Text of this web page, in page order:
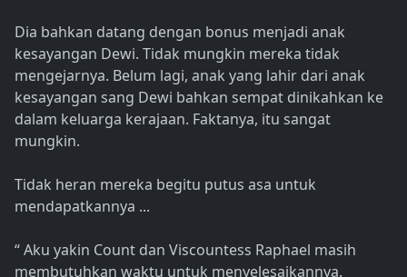
Dia bahkan datang dengan bonus menjadi anak
kesayangan Dewi. Tidak mungkin mereka tidak
mengejarnya. Belum lagi, anak yang lahir dari anak
kesayangan sang Dewi bahkan sempat dinikahkan ke
dalam keluarga kerajaan. Faktanya, itu sangat
mungkin.
Tidak heran mereka begitu putus asa untuk
mendapatkannya ...
“ Aku yakin Count dan Viscountess Raphael masih
membutuhkan waktu untuk menyelesaikannya.